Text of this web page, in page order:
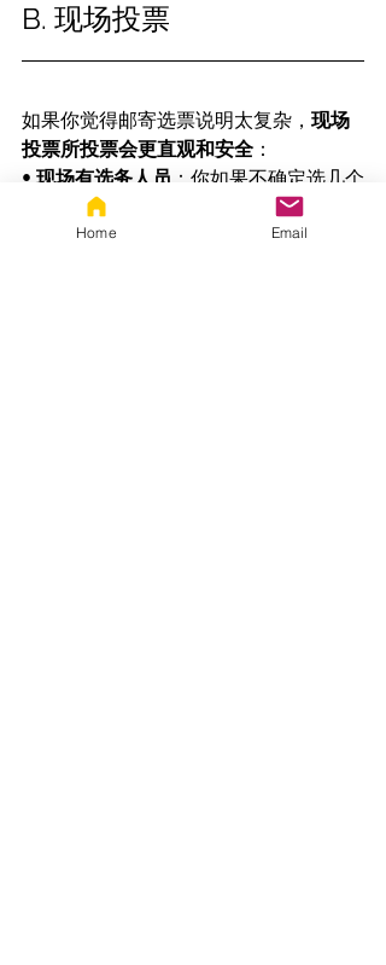
B. 现场投票
如果你觉得邮寄选票说明太复杂， 现场
投票所投票会更直观和安全 ：
• 现场有选务人员 ：你如果不确定选几个
人、怎么操作，可以当场问，他们可以
告诉你选票的规则，但不会影响你选择
Home Email